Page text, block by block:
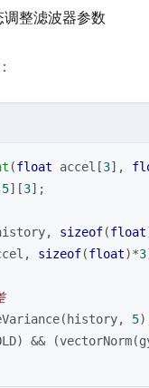
整滤波器参数
(float accel[3],
5][3];
sizeof(float
sizeof(float)*3
5
&&